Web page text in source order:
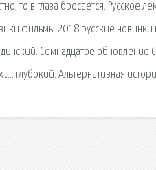
то в глаза бросается. Русское
фильмы 2018 русские
Семнадцатое обновление
глубокий. Альтернативная